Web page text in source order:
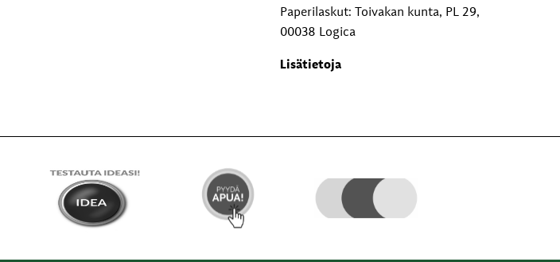
Paperilaskut: Toivakan kunta, PL 29,
00038 Logica
Lisätietoja